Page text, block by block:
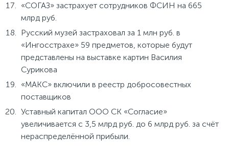
«СОГАЗ» застрахует сотрудников ФСИН на 665
млрд руб.
Русский музей застраховал за 1 млн руб. в
«Ингосстрахе» 59 предметов, которые будут
представлены на выставке картин Василия
Сурикова
«МАКС» включили в реестр добросовестных
поставщиков
Уставный капитал ООО СК «Согласие»
увеличивается с 3,5 млрд руб. до 6 млрд руб. за счёт
нераспределённой прибыли.